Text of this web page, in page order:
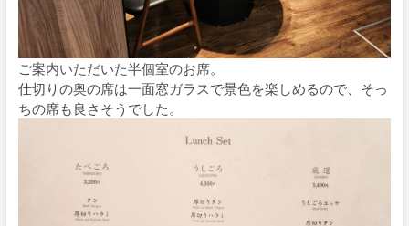
ご案内いただいた半個室のお席。
仕切りの奥の席は一面窓ガラスで景色を楽しめるので、そっ
ちの席も良さそうでした。